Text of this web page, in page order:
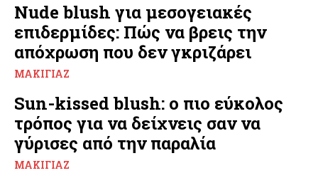
Nude blush για μεσογειακές
επιδερμίδες: Πώς να βρεις την
απόχρωση που δεν γκριζάρει
ΜΑΚΙΓΙΆΖ
Sun-kissed blush: ο πιο εύκολος
τρόπος για να δείχνεις σαν να
γύρισες από την παραλία
ΜΑΚΙΓΙΆΖ